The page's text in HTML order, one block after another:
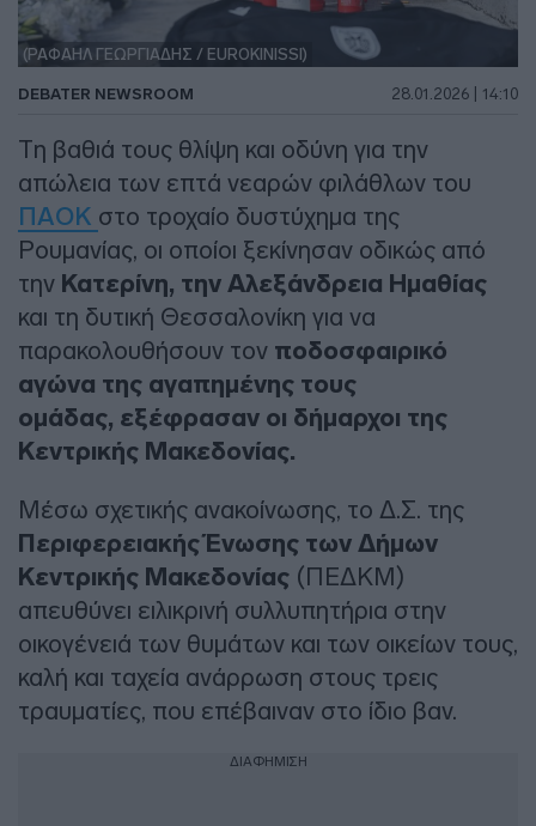
(ΡΑΦΑΗΛ ΓΕΩΡΓΙΑΔΗΣ / EUROKINISSI)
DEBATER NEWSROOM 28.01.2026 | 14:10
Τη βαθιά τους θλίψη και οδύνη για την
απώλεια των επτά νεαρών φιλάθλων του
ΠΑΟΚ στο τροχαίο δυστύχημα της
Ρουμανίας, οι οποίοι ξεκίνησαν οδικώς από
την Κατερίνη, την Αλεξάνδρεια Ημαθίας
και τη δυτική Θεσσαλονίκη για να
παρακολουθήσουν τον ποδοσφαιρικό
αγώνα της αγαπημένης τους
ομάδας, εξέφρασαν οι δήμαρχοι της
Κεντρικής Μακεδονίας.
Μέσω σχετικής ανακοίνωσης, το Δ.Σ. της
Περιφερειακής Ένωσης των Δήμων
Κεντρικής Μακεδονίας (ΠΕΔΚΜ)
απευθύνει ειλικρινή συλλυπητήρια στην
οικογένειά των θυμάτων και των οικείων τους,
καλή και ταχεία ανάρρωση στους τρεις
τραυματίες, που επέβαιναν στο ίδιο βαν.
ΔΙΑΦΗΜΙΣΗ